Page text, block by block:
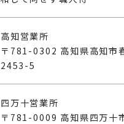
高知営業所
〒781-0302 高知県高知市
2453-5
四万十営業所
〒781-0009 高知県四万十